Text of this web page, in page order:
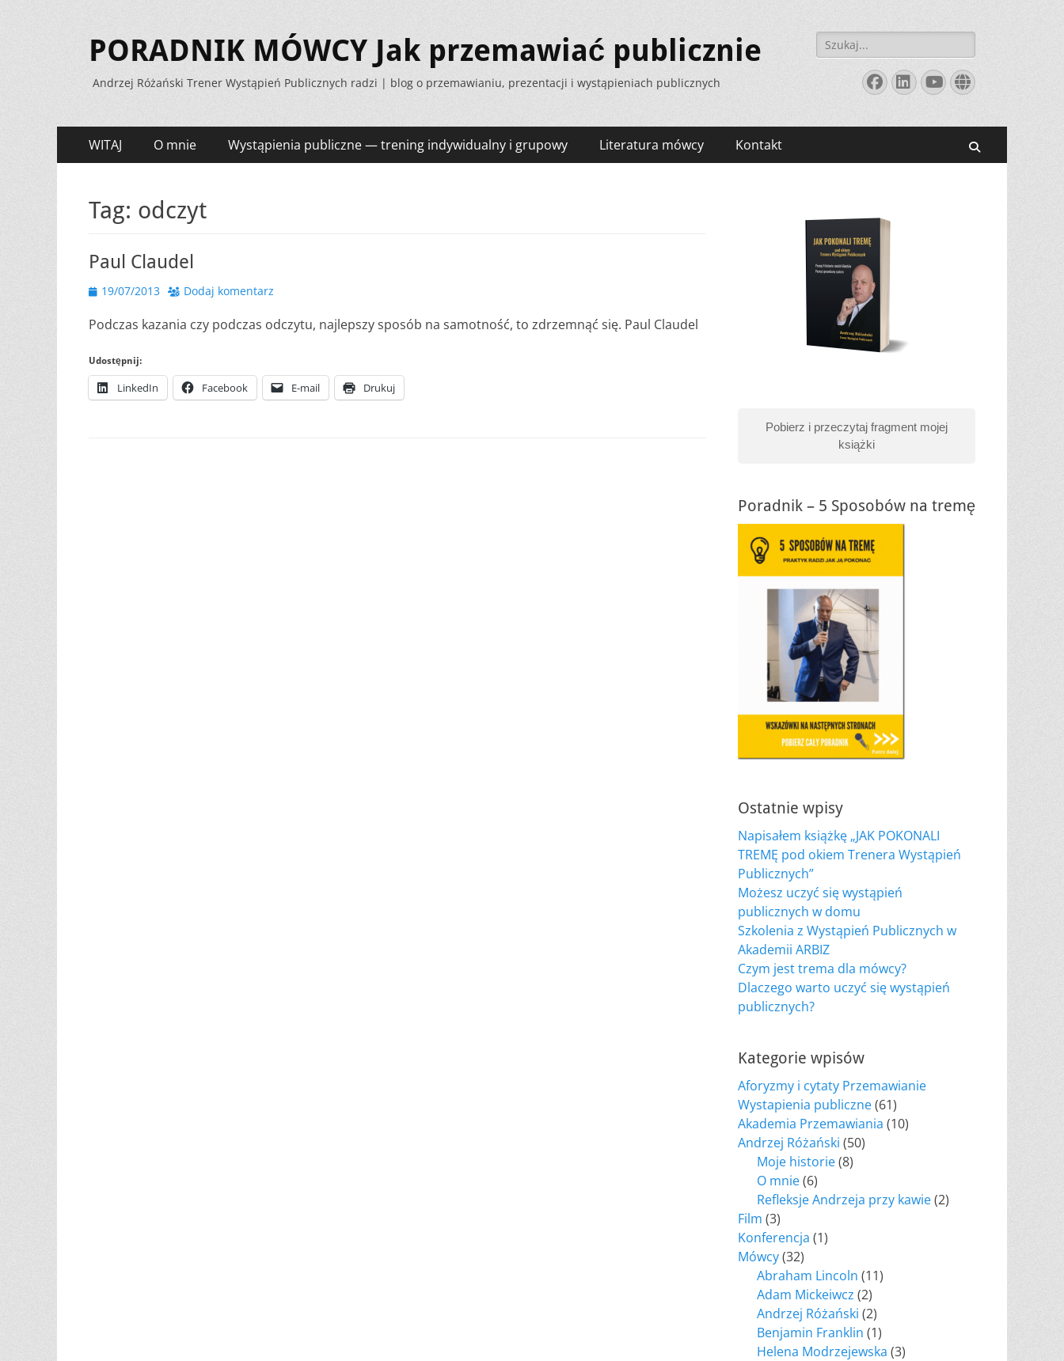
PORADNIK MÓWCY Jak przemawiać publicznie
Andrzej Różański Trener Wystąpień Publicznych radzi | blog o przemawianiu, prezentacji i wystąpieniach publicznych
Szukaj:
Facebook
LinkedIn
YouTube
Website
Menu
WITAJ O mnie Wystąpienia publiczne — trening indywidualny i grupowy Literatura mówcy Kontakt
Tag: odczyt
Paul Claudel
Opublikowano
19/07/2013 Dodaj komentarz
Podczas kazania czy podczas odczytu, najlepszy sposób na samotność, to zdrzemnąć się. Paul Claudel
Udostępnij:
LinkedIn Facebook E-mail Drukuj
Pobierz i przeczytaj fragment mojej
książki
Poradnik – 5 Sposobów na tremę
Ostatnie wpisy
Napisałem książkę „JAK POKONALI
TREMĘ pod okiem Trenera Wystąpień
Publicznych”
Możesz uczyć się wystąpień
publicznych w domu
Szkolenia z Wystąpień Publicznych w
Akademii ARBIZ
Czym jest trema dla mówcy?
Dlaczego warto uczyć się wystąpień
publicznych?
Kategorie wpisów
Aforyzmy i cytaty Przemawianie
Wystapienia publiczne(61)
Akademia Przemawiania (10)
Andrzej Różański (50)
Moje historie(8)
O mnie(6)
Refleksje Andrzeja przy kawie(2)
Film (3)
Konferencja (1)
Mówcy(32)
Abraham Lincoln (11)
Adam Mickeiwcz (2)
Andrzej Różański (2)
Benjamin Franklin (1)
Helena Modrzejewska (3)